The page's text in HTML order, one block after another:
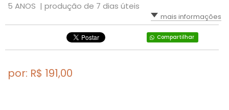
5 ANOS | produção de 7 dias úteis
mais informações
Compartilhar
por: R$ 191,00